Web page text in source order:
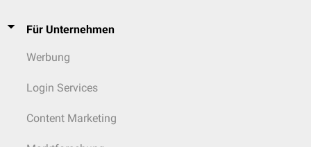
Für Unternehmen
Werbung
Login Services
Content Marketing